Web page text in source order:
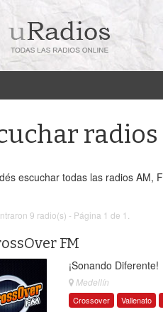
escuchar todas las radios AM,
9 radio(s) - Página 1 de 1.
FM
¡Sonando Diferente!
Medellín
Crossover Vallenato